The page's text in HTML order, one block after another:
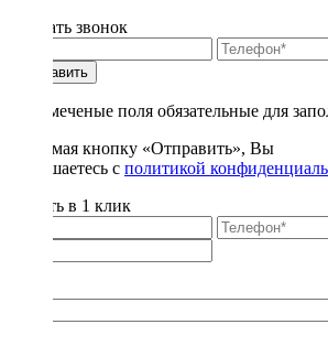
Заказать звонок
Отправить
* - отмеченые поля обязательные для
Нажимая кнопку «Отправить», Вы
соглашаетесь с политикой
Купить в 1 клик